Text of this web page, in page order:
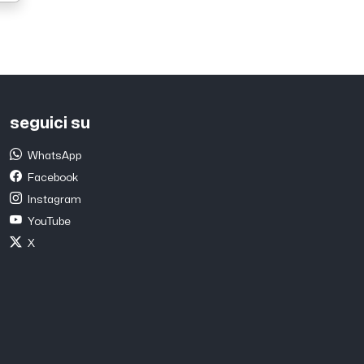
seguici su
WhatsApp
Facebook
Instagram
YouTube
X